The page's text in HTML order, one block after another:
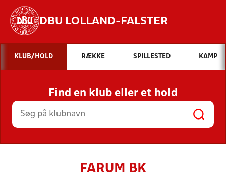
DBU LOLLAND-FALSTER
Hvad vil du søge efter?
INDHOLD OG NYHEDER
STILLINGER, RESULTATER, KLUBBER OG
HOLD
KLUB/HOLD RÆKKE SPILLESTED KAMP
Find en klub eller et hold
FARUM BK